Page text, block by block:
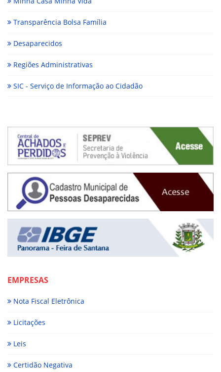
Transparência Bolsa Família
Desaparecidos
Regiões Administrativas
SIC - Serviço de Informação ao Cidadão
EMPRESAS
Nota Fiscal Eletrônica
Licitações
Leis
Certidão Negativa